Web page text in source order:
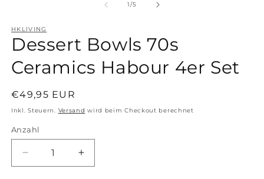
1/von
5
HKLIVING
Dessert Bowls 70s
Ceramics Habour 4er Set
Normaler
Preis
€49,95 EUR
Inkl. Steuern. Versand wird beim Checkout berechnet
Anzahl
Anzahl
Verringere
die
Erhöhe
die